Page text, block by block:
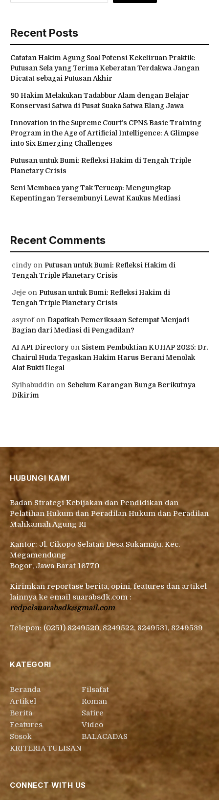
Recent Posts
Catatan Hakim Agung Soal Potensi Kekeliruan Praktik:
Putusan Sela yang Terima Keberatan Terdakwa Jangan
Dicatat sebagai Putusan Akhir
80 Hakim Melakukan Tadabbur Alam dengan Belajar
Konservasi Satwa di Pusat Suaka Satwa Elang Jawa
Innovation in the Supreme Court’s CPNS Basic Training
Program in the Age of Artificial Intelligence: A Glimpse
into Six Emerging Challenges
Putusan untuk Bumi: Refleksi Hakim di Tengah Triple
Planetary Crisis
Seni Membaca yang Tak Terucap: Mengungkap
Kepentingan Tersembunyi Lewat Kaukus Mediasi
Recent Comments
cindyon Putusan untuk Bumi: Refleksi Hakim di
Tengah Triple Planetary Crisis
Jeje on Putusan untuk Bumi: Refleksi Hakim di
Tengah Triple Planetary Crisis
asyrofon Dapatkah Pemeriksaan Setempat Menjadi
Bagian dari Mediasi di Pengadilan?
AI API Directoryon Sistem Pembuktian KUHAP 2025: Dr.
Chairul Huda Tegaskan Hakim Harus Berani Menolak
Alat Bukti Ilegal
Syihabuddin on Sebelum Karangan Bunga Berikutnya
Dikirim
HUBUNGI KAMI
Badan Strategi Kebijakan dan Pendidikan dan
Pelatihan Hukum dan Peradilan Hukum dan Peradilan
Mahkamah Agung RI
Kantor: Jl. Cikopo Selatan Desa Sukamaju, Kec.
Megamendung
Bogor, Jawa Barat 16770
Kirimkan reportase berita, opini, features dan artikel
lainnya ke email suarabsdk.com :
redpelsuarabsdk@gmail.com
Telepon: (0251) 8249520, 8249522, 8249531, 8249539
KATEGORI
Beranda
Artikel
Berita
Features
Sosok
KRITERIA TULISAN
Filsafat
Roman
Satire
Video
BALACADAS
CONNECT WITH US